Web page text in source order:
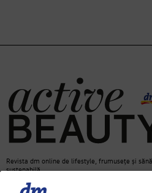
Revista dm online de lifestyle, frumusețe și
sustenabilă.